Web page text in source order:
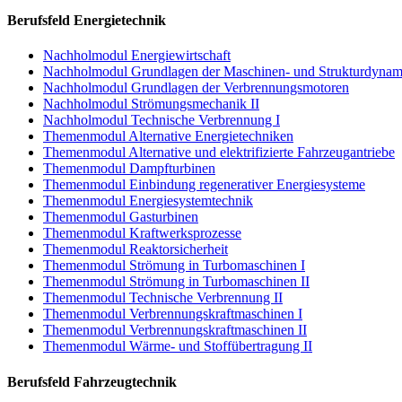
Berufsfeld Energietechnik
Nachholmodul Energiewirtschaft
Nachholmodul Grundlagen der Maschinen- und
Nachholmodul Grundlagen der Verbrennungsmotoren
Nachholmodul Strömungsmechanik II
Nachholmodul Technische Verbrennung I
Themenmodul Alternative Energietechniken
Themenmodul Alternative und elektrifizierte Fahrzeugantriebe
Themenmodul Dampfturbinen
Themenmodul Einbindung regenerativer Energiesysteme
Themenmodul Energiesystemtechnik
Themenmodul Gasturbinen
Themenmodul Kraftwerksprozesse
Themenmodul Reaktorsicherheit
Themenmodul Strömung in Turbomaschinen I
Themenmodul Strömung in Turbomaschinen II
Themenmodul Technische Verbrennung II
Themenmodul Verbrennungskraftmaschinen I
Themenmodul Verbrennungskraftmaschinen II
Themenmodul Wärme- und Stoffübertragung II
Berufsfeld Fahrzeugtechnik